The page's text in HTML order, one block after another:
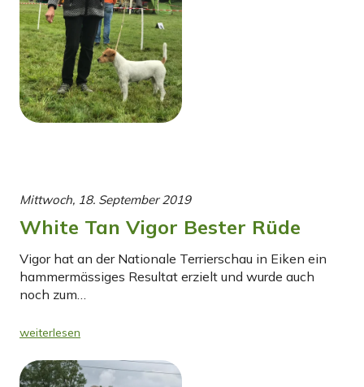
Mittwoch, 18. September 2019
White Tan Vigor Bester Rüde
Vigor hat an der Nationale Terrierschau in Eiken ein
hammermässiges Resultat erzielt und wurde auch
noch zum…
weiterlesen